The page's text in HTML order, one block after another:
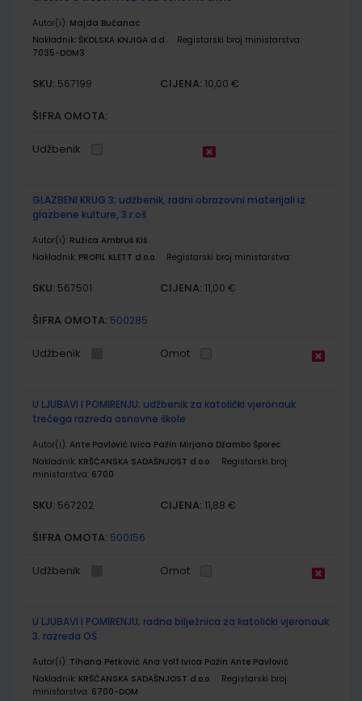
Autor(i): Majda Bučanac
Nakladnik: ŠKOLSKA KNJIGA d.d.
Registarski broj ministarstva:
7035-DOM3
SKU: 567199 CIJENA: 10,00 €
ŠIFRA OMOTA:
Udžbenik
GLAZBENI KRUG 3; udžbenik, radni obrazovni materijali iz
glazbene kulture, 3.r.oš
Autor(i): Ružica Ambruš Kiš
Nakladnik: PROFIL KLETT d.o.o. Registarski broj ministarstva:
SKU: 567501 CIJENA: 11,00 €
ŠIFRA OMOTA: 500285
Udžbenik Omot
U LJUBAVI I POMIRENJU; udžbenik za katolički vjeronauk
trećega razreda osnovne škole
Autor(i): Ante Pavlović Ivica Pažin Mirjana Džambo Šporec
Nakladnik: KRŠĆANSKA SADAŠNJOST d.o.o.
Registarski broj
ministarstva: 6700
SKU: 567202 CIJENA: 11,88 €
ŠIFRA OMOTA: 500156
Udžbenik Omot
U LJUBAVI I POMIRENJU; radna bilježnica za katolički vjeronauk
3. razreda OŠ
Autor(i): Tihana Petković Ana Volf Ivica Pažin Ante Pavlović
Nakladnik: KRŠĆANSKA SADAŠNJOST d.o.o.
Registarski broj
ministarstva: 6700-DOM